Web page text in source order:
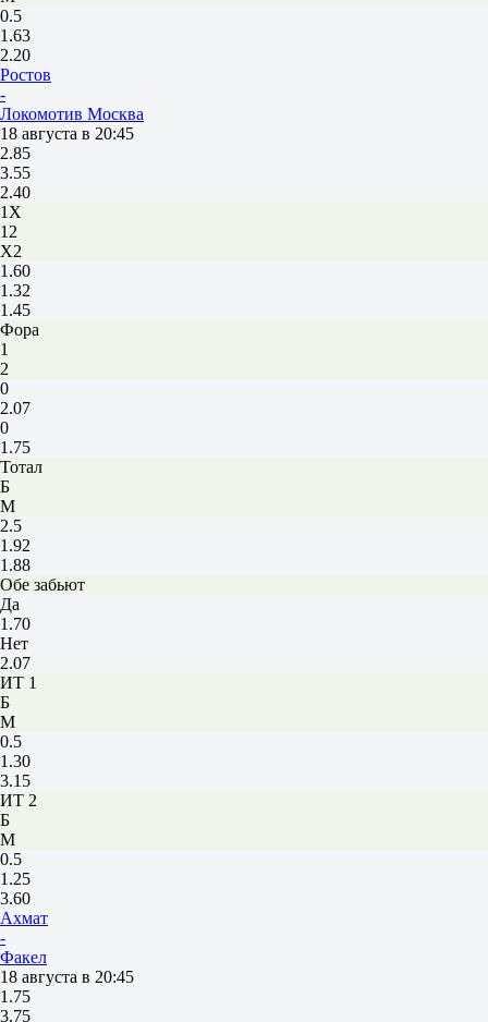
0.5
1.63
2.20
Ростов
-
Локомотив Москва
18 августа в 20:45
2.85
3.55
2.40
1X
12
X2
1.60
1.32
1.45
Фора
1
2
0
2.07
0
1.75
Тотал
Б
М
2.5
1.92
1.88
Обе забьют
Да
1.70
Нет
2.07
ИТ 1
Б
М
0.5
1.30
3.15
ИТ 2
Б
М
0.5
1.25
3.60
Ахмат
-
Факел
18 августа в 20:45
1.75
3.75